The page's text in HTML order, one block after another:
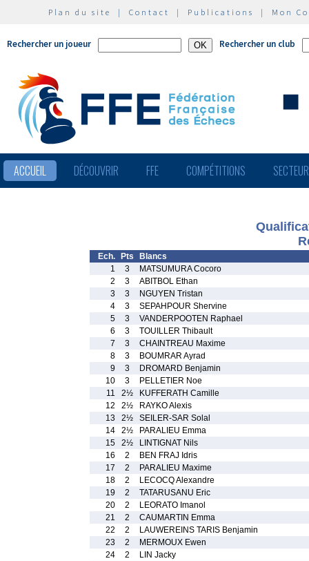
Plan du site | Contact | Publications | Mon
Rechercher un joueur Rechercher un club
ACCUEIL DÉCOUVRIR FFE COMPÉTITIONS
Ech. Pts
Blancs
1
3
MATSUMURA Cocoro
2
3
ABITBOL Ethan
3
3
NGUYEN Tristan
4
3
SEPAHPOUR Shervine
5
3
VANDERPOOTEN Raphael
6
3
TOUILLER Thibault
7
3
CHAINTREAU Maxime
8
3
BOUMRAR Ayrad
9
3
DROMARD Benjamin
10
3
PELLETIER Noe
11
2½
KUFFERATH Camille
12
2½
RAYKO Alexis
13
2½
SEILER-SAR Solal
14
2½
PARALIEU Emma
15
2½
LINTIGNAT Nils
16
2
BEN FRAJ Idris
17
2
PARALIEU Maxime
18
2
LECOCQ Alexandre
19
2
TATARUSANU Eric
20
2
LEORATO Imanol
21
2
CAUMARTIN Emma
22
2
LAUWEREINS TARIS Benjamin
23
2
MERMOUX Ewen
24
2
LIN Jacky